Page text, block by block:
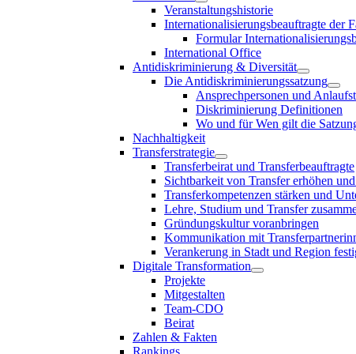
Veranstaltungshistorie
Internationalisierungsbeauftragte der
Formular
International Office
Antidiskriminierung & Diversität
Die Antidiskriminierungssatzung
Ansprechpersonen und
Diskriminierung Definitionen
Wo und für Wen gilt die
Nachhaltigkeit
Transferstrategie
Transferbeirat und Transferbeauftragte
Sichtbarkeit von Transfer erhöhen
Transferkompetenzen stärken und
Lehre, Studium und Transfer
Gründungskultur voranbringen
Kommunikation mit
Verankerung in Stadt und Region
Digitale Transformation
Projekte
Mitgestalten
Team-CDO
Beirat
Zahlen & Fakten
Rankings